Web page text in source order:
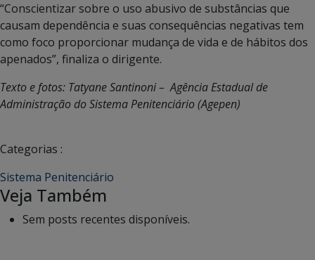
“Conscientizar sobre o uso abusivo de substâncias que
causam dependência e suas consequências negativas tem
como foco proporcionar mudança de vida e de hábitos dos
apenados”, finaliza o dirigente.
Texto e fotos: Tatyane Santinoni – Agência Estadual de
Administração do Sistema Penitenciário (Agepen)
Categorias :
Sistema Penitenciário
Veja Também
Sem posts recentes disponíveis.